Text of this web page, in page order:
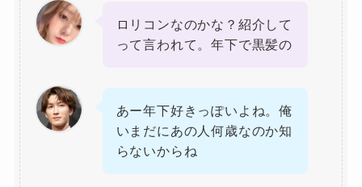
ロリコンなのかな？紹介して
って言われて。年下で黒髪の
あー年下好きっぽいよね。俺
いまだにあの人何歳なのか知
らないからね